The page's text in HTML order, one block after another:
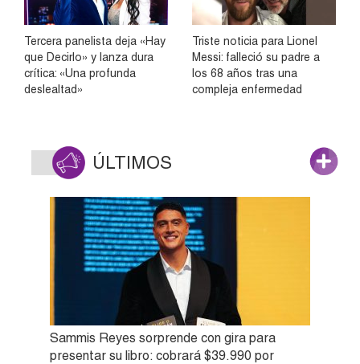
Tercera panelista deja «Hay
que Decirlo» y lanza dura
crítica: «Una profunda
deslealtad»
Triste noticia para Lionel
Messi: falleció su padre a
los 68 años tras una
compleja enfermedad
ÚLTIMOS
Sammis Reyes sorprende con gira para
presentar su libro: cobrará $39.990 por